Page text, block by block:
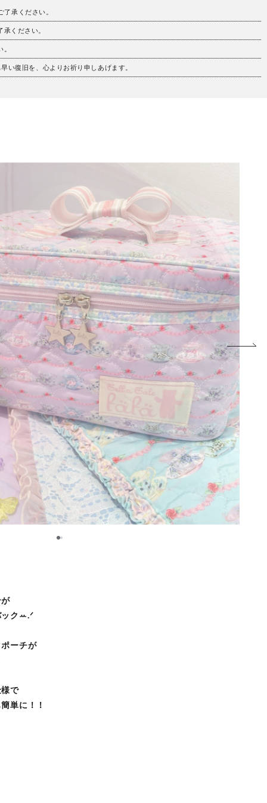
承ください。
ください。
い復旧を、心よりお祈り申しあげます。
12
ックꕀ.ᐟ
ーチが
で
単に！！